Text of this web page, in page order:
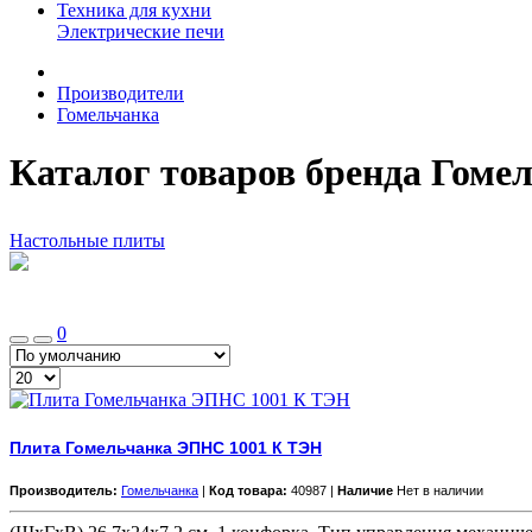
Техника для кухни
Электрические печи
Производители
Гомельчанка
Каталог товаров бренда
Настольные плиты
0
Плита Гомельчанка ЭПНС 1001 К ТЭН
Производитель: Гомельчанка | Код товара: 40987 | Наличие Нет в наличии